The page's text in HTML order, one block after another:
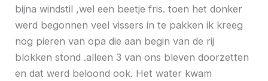
bijna windstil ,wel een beetje fris. toen het donker
werd begonnen veel vissers in te pakken ik kreeg
nog pieren van opa die aan begin van de rij
blokken stond .alleen 3 van ons bleven doorzetten
en dat werd beloond ook. Het water kwam